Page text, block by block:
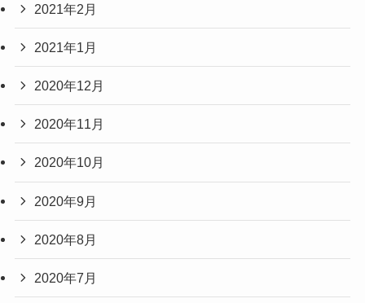
2021年2月
2021年1月
2020年12月
2020年11月
2020年10月
2020年9月
2020年8月
2020年7月